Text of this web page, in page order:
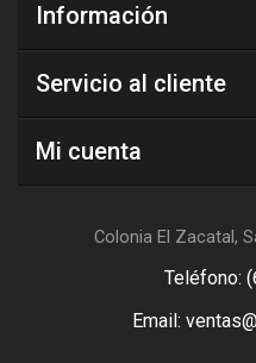
Información
Servicio al cliente
Mi cuenta
Colonia El Zacatal,
Teléfono:
Email: